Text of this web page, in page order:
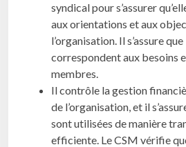
syndical pour s’assurer
aux orientations et aux
l’organisation. Il s’assure
correspondent aux besoins
membres.
Il contrôle la gestion
de l’organisation, et il
sont utilisées de manière
efficiente. Le CSM vérifie